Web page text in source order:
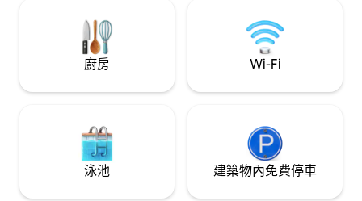
York」是一個獨獨特、優雅和個性化的獨
立公寓，位於新修復的時代聯排別墅。 理
想地位於安靜的住宅街道上，步行5分鐘即
可抵達約克敏斯特（York Minster ）和市
物。步行8分鐘即可抵達約克火車站。 皇
節，創造了完美的夢幻度假體驗。 公寓已
被Alistair Sawday的「特殊住宿」（約克
第一家）選中。這間寬敞的公寓由藝術家
業主精心修復和設計，並擁有他們的原創
藝術品（繪畫/燈光）。公寓有實心橡木地
超快的網路
廚房 Wi-Fi
泳池 建築物內免費停車